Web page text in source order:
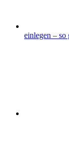
einlegen – so